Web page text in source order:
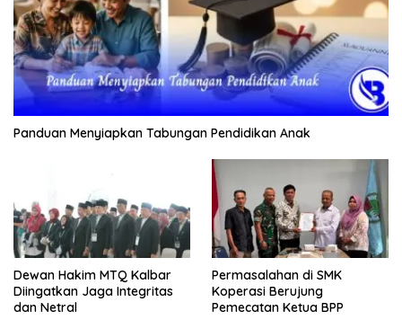
Panduan Menyiapkan Tabungan Pendidikan Anak
Dewan Hakim MTQ Kalbar
Diingatkan Jaga Integritas
dan Netral
Permasalahan di SMK
Koperasi Berujung
Pemecatan Ketua BPP